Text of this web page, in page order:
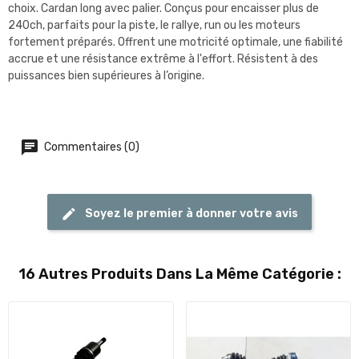
choix. Cardan long avec palier. Conçus pour encaisser plus de
240ch, parfaits pour la piste, le rallye, run ou les moteurs
fortement préparés. Offrent une motricité optimale, une fiabilité
accrue et une résistance extrême à l'effort. Résistent à des
puissances bien supérieures à l’origine.
Commentaires (0)
Soyez le premier à donner votre avis
16 Autres Produits Dans La Même Catégorie :